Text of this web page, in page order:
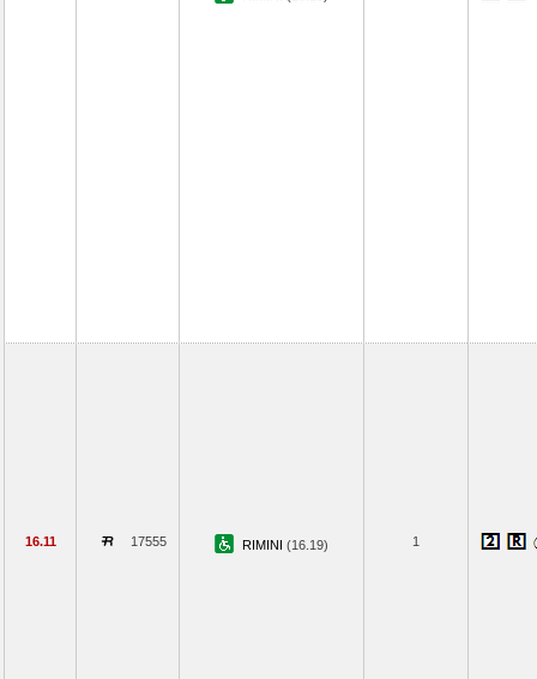
16.11 17555 RIMINI (16.19) 1